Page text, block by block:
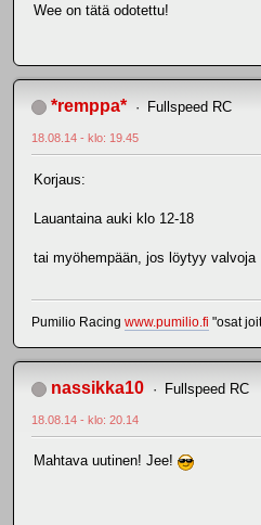
Wee on tätä odotettu!
*remppa* Fullspeed RC
18.08.14 - klo: 19.45
Korjaus:
Lauantaina auki klo 12-18
tai myöhempään, jos löytyy valvoja
Pumilio Racing www.pumilio.fi "osat
nassikka10 Fullspeed RC
18.08.14 - klo: 20.14
Mahtava uutinen! Jee!